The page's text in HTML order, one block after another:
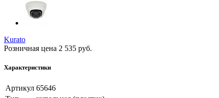
Kurato
Розничная цена 2 535 руб.
Характеристики
Артикул 65646